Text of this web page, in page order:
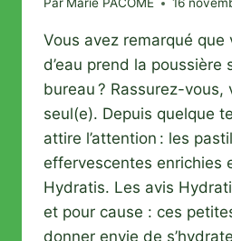
Par Marie PACÔME 16
Vous avez remarqué que
d’eau prend la poussière
bureau ? Rassurez-vous,
seul(e). Depuis quelque
attire l’attention : les
effervescentes enrichies
Hydratis. Les avis
et pour cause : ces
donner envie de